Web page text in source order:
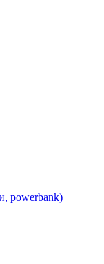
powerbank)